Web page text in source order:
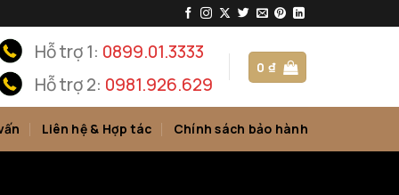
Hỗ trợ 1: 0899.01.3333
Hỗ trợ 2: 0981.926.629
0₫
Liên hệ & Hợp tác Chính sách bảo hành